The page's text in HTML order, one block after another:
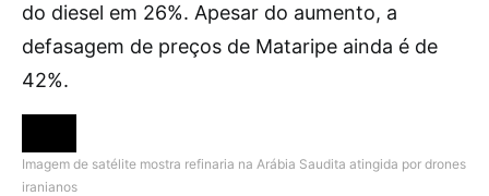
do diesel em 26%. Apesar do aumento, a
defasagem de preços de Mataripe ainda é de
42%.
Imagem de satélite mostra refinaria na Arábia Saudita atingida por drones
iranianos